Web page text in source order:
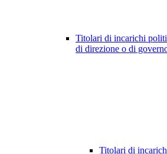
Titolari di incarichi
di direzione o di
Titolari di